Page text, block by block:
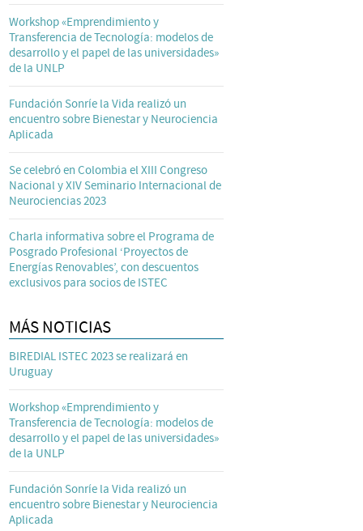
Workshop «Emprendimiento y
Transferencia de Tecnología: modelos de
desarrollo y el papel de las universidades»
de la UNLP
Fundación Sonríe la Vida realizó un
encuentro sobre Bienestar y Neurociencia
Aplicada
Se celebró en Colombia el XIII Congreso
Nacional y XIV Seminario Internacional de
Neurociencias 2023
Charla informativa sobre el Programa de
Posgrado Profesional ‘Proyectos de
Energías Renovables’, con descuentos
exclusivos para socios de ISTEC
MÁS NOTICIAS
BIREDIAL ISTEC 2023 se realizará en
Uruguay
Workshop «Emprendimiento y
Transferencia de Tecnología: modelos de
desarrollo y el papel de las universidades»
de la UNLP
Fundación Sonríe la Vida realizó un
encuentro sobre Bienestar y Neurociencia
Aplicada